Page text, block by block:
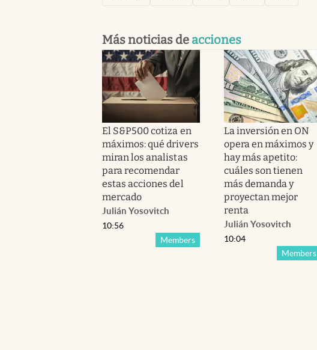
Más noticias de acciones
El S&P500 cotiza en
máximos: qué drivers
miran los analistas
para recomendar
estas acciones del
mercado
Julián Yosovitch
Members
10:56
La inversión en ON
opera en máximos y
hay más apetito:
cuáles son tienen
más demanda y
proyectan mejor
renta
Julián Yosovitch
Members
10:04